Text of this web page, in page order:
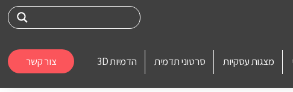
מצגות עסקיות סרטוני תדמית הדמיות 3D צור קשר